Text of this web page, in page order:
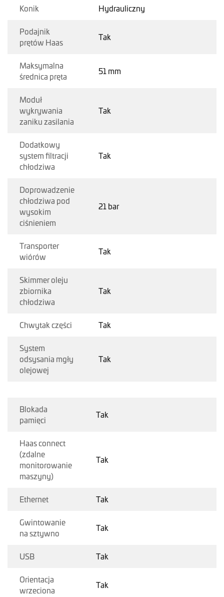
Konik Hydrauliczny
Podajnik
prętów Haas
Tak
Maksymalna
średnica pręta
51 mm
Moduł
wykrywania
zaniku zasilania
Tak
Dodatkowy
system filtracji
chłodziwa
Tak
Doprowadzenie
chłodziwa pod
wysokim
ciśnieniem
21 bar
Transporter
wiórów
Tak
Skimmer oleju
zbiornika
chłodziwa
Tak
Chwytak części Tak
System
odsysania mgły
olejowej
Tak
Blokada
pamięci
Tak
Haas connect
(zdalne
monitorowanie
maszyny)
Tak
Ethernet Tak
Gwintowanie
na sztywno
Tak
USB Tak
Orientacja
wrzeciona
Tak